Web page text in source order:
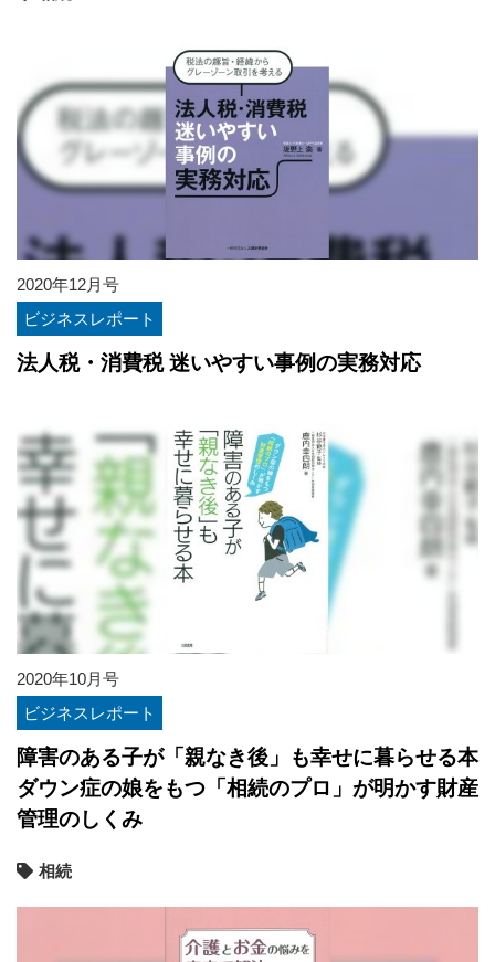
2020年12月号
ビジネスレポート
法人税・消費税 迷いやすい事例の実務対応
2020年10月号
ビジネスレポート
障害のある子が「親なき後」も幸せに暮らせる本
ダウン症の娘をもつ「相続のプロ」が明かす財産
管理のしくみ
相続